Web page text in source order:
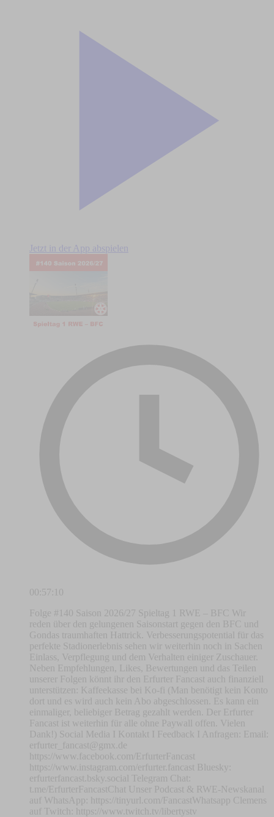
Jetzt in der App abspielen
00:57:10
Folge #140 Saison 2026/27 Spieltag 1 RWE – BFC Wir
reden über den gelungenen Saisonstart gegen den BFC und
Gondas traumhaften Hattrick. Verbesserungspotential für das
perfekte Stadionerlebnis sehen wir weiterhin noch in Sachen
Einlass, Verpflegung und dem Verhalten einiger Zuschauer.
Neben Empfehlungen, Likes, Bewertungen und das Teilen
unserer Folgen könnt ihr den Erfurter Fancast auch finanziell
unterstützen: Kaffeekasse bei Ko-fi (Man benötigt kein Konto
dort und es wird auch kein Abo abgeschlossen. Es kann ein
einmaliger, beliebiger Betrag gezahlt werden. Der Erfurter
Fancast ist weiterhin für alle ohne Paywall offen. Vielen
Dank!) Social Media I Kontakt I Feedback I Anfragen: Email:
erfurter_fancast@gmx.de
https://www.facebook.com/ErfurterFancast
https://www.instagram.com/erfurter.fancast Bluesky:
erfurterfancast.bsky.social Telegram Chat:
t.me/ErfurterFancastChat Unser Podcast & RWE-Newskanal
auf WhatsApp: https://tinyurl.com/FancastWhatsapp Clemens
auf Twitch: https://www.twitch.tv/libertystv